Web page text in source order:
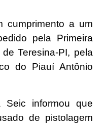
cumprimento a um
pela Primeira
Teresina-PI, pela
do Piauí Antônio
informou que
de pistolagem